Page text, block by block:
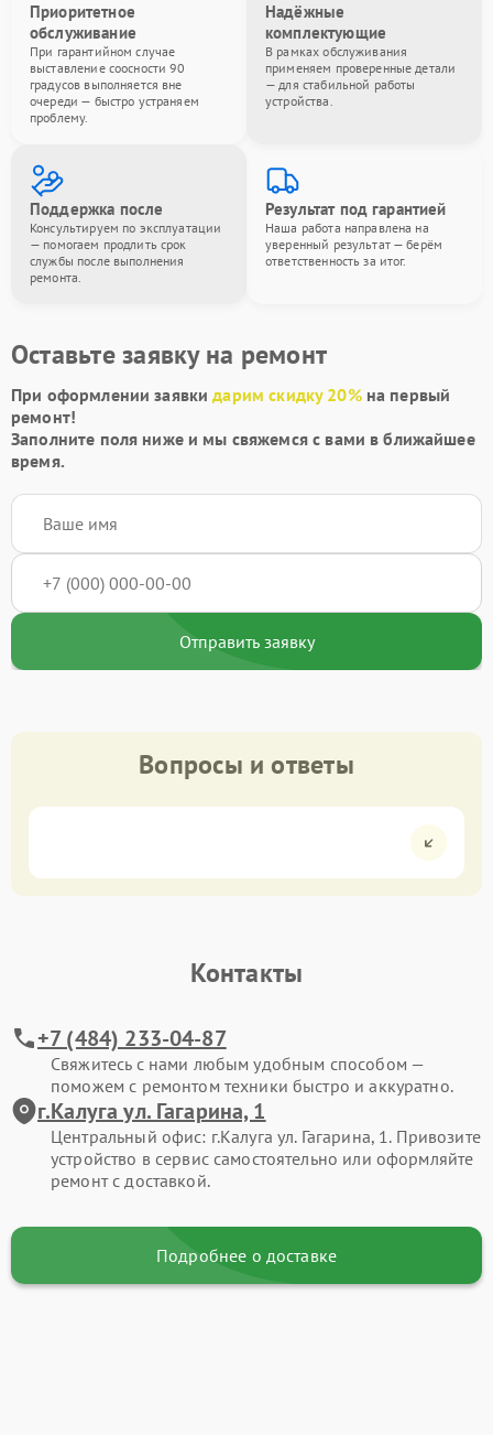
Приоритетное
обслуживание
При гарантийном случае
выставление соосности 90
градусов выполняется вне
очереди — быстро устраняем
проблему.
Надёжные
комплектующие
В рамках обслуживания
применяем проверенные детали
— для стабильной работы
устройства.
Поддержка после
Консультируем по эксплуатации
— помогаем продлить срок
службы после выполнения
ремонта.
Результат под гарантией
Наша работа направлена на
уверенный результат — берём
ответственность за итог.
Оставьте заявку на ремонт
При оформлении заявкидарим скидку 20%на первый
ремонт!
Заполните поля ниже и мы свяжемся с вами в ближайшее
время.
Отправить заявку
Вопросы и ответы
Контакты
+7 (484) 233-04-87
Свяжитесь с нами любым удобным способом —
поможем с ремонтом техники быстро и аккуратно.
г.Калуга ул. Гагарина, 1
Центральный офис: г.Калуга ул. Гагарина, 1. Привозите
устройство в сервис самостоятельно или оформляйте
ремонт с доставкой.
Подробнее о доставке